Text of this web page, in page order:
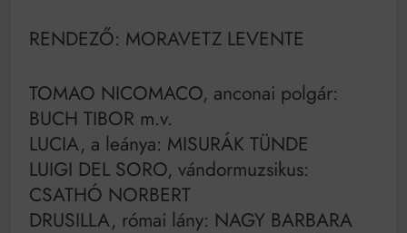
RENDEZŐ: MORAVETZ LEVENTE
TOMAO NICOMACO, anconai polgár:
BUCH TIBOR m.v.
LUCIA, a leánya: MISURÁK TÜNDE
LUIGI DEL SORO, vándormuzsikus:
CSATHÓ NORBERT
DRUSILLA, római lány: NAGY BARBARA